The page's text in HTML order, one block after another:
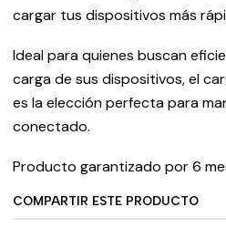
cargar tus dispositivos más
Ideal para quienes buscan
carga de sus dispositivos, el
es la elección perfecta para
conectado.
Producto garantizado por 6
COMPARTIR ESTE PRODUCTO